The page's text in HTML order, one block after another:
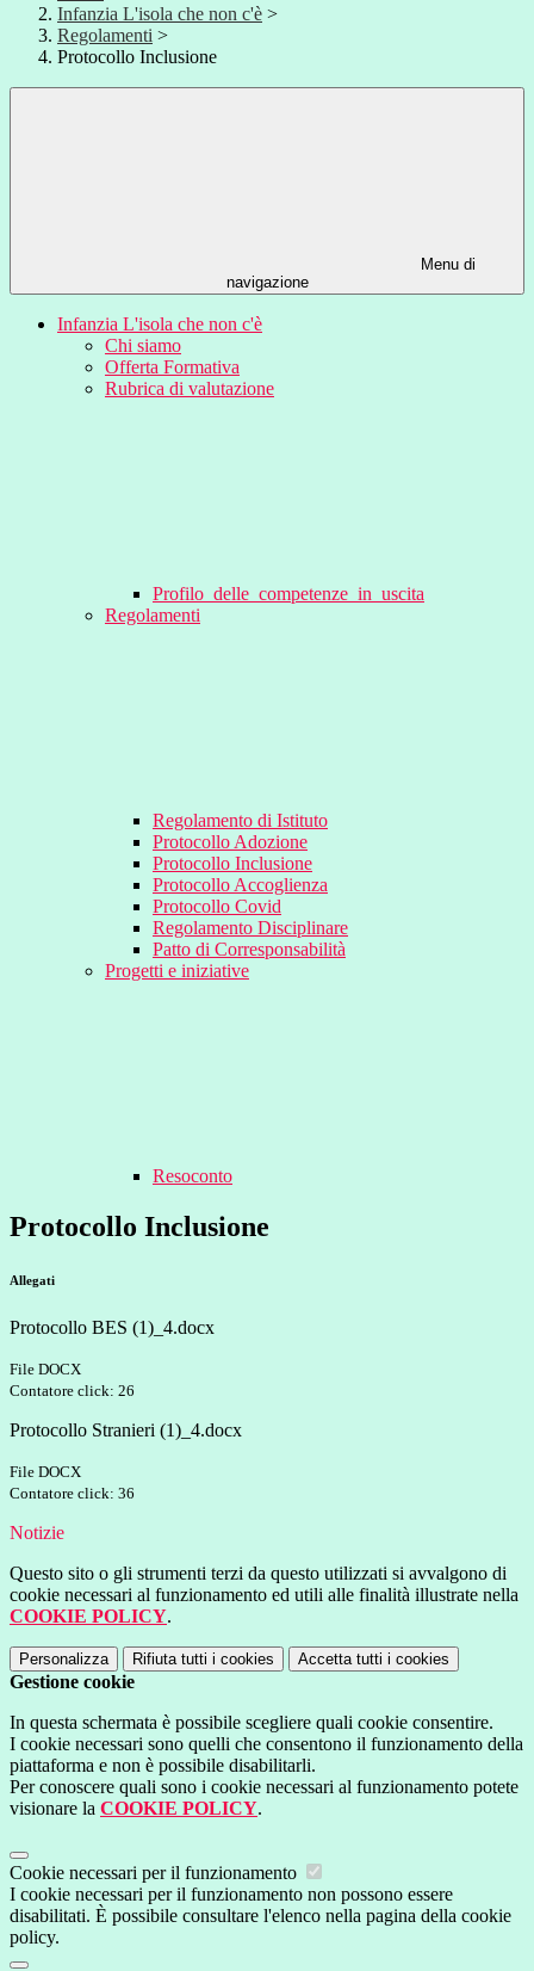
Infanzia L'isola che non c'è >
Regolamenti >
Protocollo Inclusione
Menu di
navigazione
Infanzia L'isola che non c'è
Chi siamo
Offerta Formativa
Rubrica di valutazione
Profilo_delle_competenze_in_uscita
Regolamenti
Regolamento di Istituto
Protocollo Adozione
Protocollo Inclusione
Protocollo Accoglienza
Protocollo Covid
Regolamento Disciplinare
Patto di Corresponsabilità
Progetti e iniziative
Resoconto
Protocollo Inclusione
Allegati
Protocollo BES (1)_4.docx
File DOCX
Contatore click: 26
Protocollo Stranieri (1)_4.docx
File DOCX
Contatore click: 36
Notizie
Questo sito o gli strumenti terzi da questo utilizzati si avvalgono di
cookie necessari al funzionamento ed utili alle finalità illustrate nella
COOKIE POLICY.
Personalizza Rifiuta tutti i cookies Accetta tutti i cookies
Gestione cookie
In questa schermata è possibile scegliere quali cookie consentire.
I cookie necessari sono quelli che consentono il funzionamento della
piattaforma e non è possibile disabilitarli.
Per conoscere quali sono i cookie necessari al funzionamento potete
visionare la COOKIE POLICY.
Cookie necessari per il funzionamento
I cookie necessari per il funzionamento non possono essere
disabilitati. È possibile consultare l'elenco nella pagina della cookie
policy.